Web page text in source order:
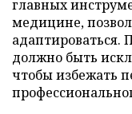
главных
медицине,
адаптироваться.
должно быть
чтобы избежать